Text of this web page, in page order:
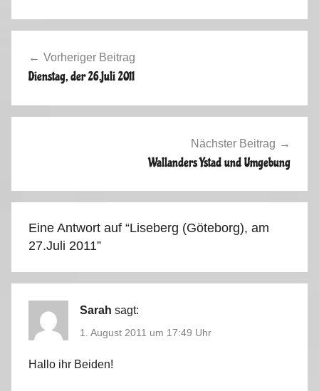
k
d
i
S
o
m
2
0
Vorheriger Beitrag
Dienstag, der 26.Juli 2011
Nächster Beitrag
Wallanders Ystad und Umgebung
Eine Antwort auf “Liseberg (Göteborg), am
27.Juli 2011”
Sarah sagt:
1. August 2011 um 17:49 Uhr
Hallo ihr Beiden!